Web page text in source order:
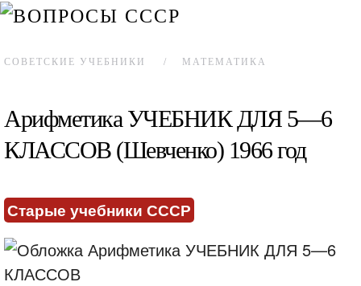
СОВЕТСКИЕ УЧЕБНИКИ МАТЕМАТИКА
Арифметика УЧЕБНИК ДЛЯ 5—6
КЛАССОВ (Шевченко) 1966 год
Старые учебники СССР